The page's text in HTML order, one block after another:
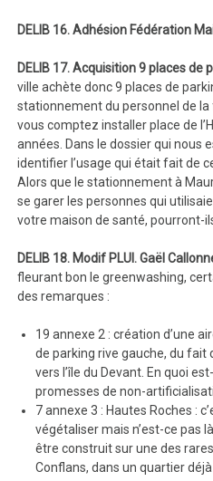
DELIB 16. Adhésion Fédération
DELIB 17. Acquisition 9 places de
ville achète donc 9 places de
stationnement du personnel de
vous comptez installer place de
années. Dans le dossier qui nous
identifier l’usage qui était fait de
Alors que le stationnement à
se garer les personnes qui
votre maison de santé, pourront-
DELIB 18. Modif PLUI. Gaël
fleurant bon le greenwashing,
des remarques :
19 annexe 2 : création d’une
de parking rive gauche, du fait
vers l’île du Devant. En quoi
promesses de non-
7 annexe 3 : Hautes Roches :
végétaliser mais n’est-ce pas
être construit sur une des
Conflans, dans un quartier